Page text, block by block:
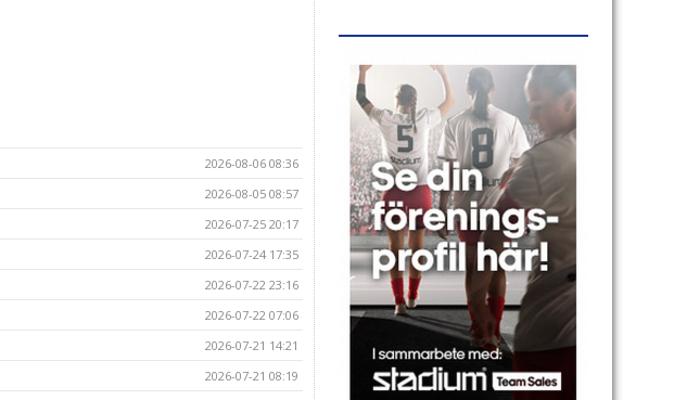
2026-08-06 08:36
2026-08-05 08:57
2026-07-25 20:17
2026-07-24 17:35
2026-07-22 23:16
2026-07-22 07:06
2026-07-21 14:21
2026-07-21 08:19